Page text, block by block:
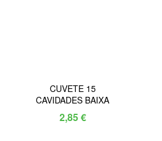
CUVETE 15
CAVIDADES BAIXA
2,85€